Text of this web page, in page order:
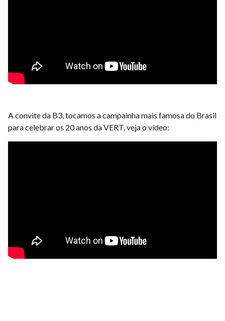
A convite da B3, tocamos a campainha mais famosa do Brasil
para celebrar os 20 anos da VERT, veja o vídeo: